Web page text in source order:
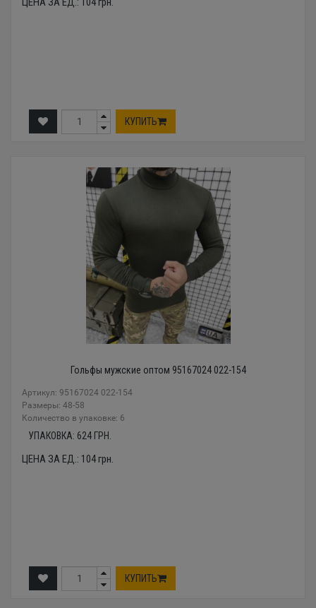
КУПИТЬ
Гольфы мужские оптом 95167024 022-154
Артикул: 95167024 022-154
Размеры: 48-58
Количество в упаковке: 6
УПАКОВКА: 624 ГРН.
ЦЕНА ЗА ЕД.: 104грн.
КУПИТЬ